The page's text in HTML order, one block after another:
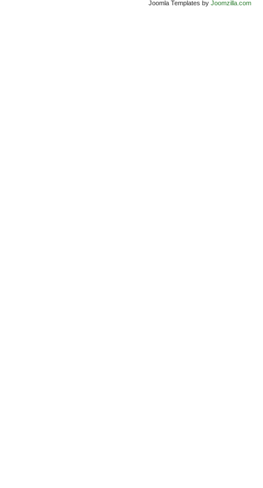
Joomla Templates by Joomzilla.com